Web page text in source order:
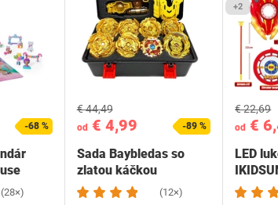
-68 %
(28×)
od€ 4,99
€ 44,49
-89 %
Sada Baybledas so
zlatou káčkou
(12×)
+2
od €
€ 22,69
LED